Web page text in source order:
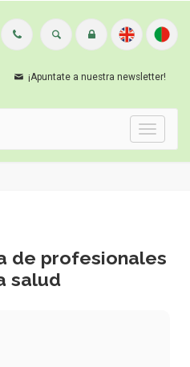
¡Apuntate a nuestra newsletter!
Menu
de profesionales
salud